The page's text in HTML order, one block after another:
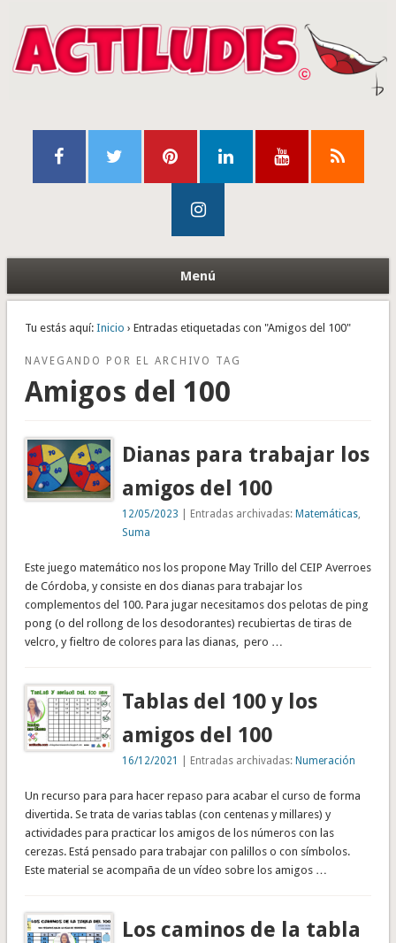
Menú
Tu estás aquí: Inicio › Entradas etiquetadas con "Amigos del 100"
NAVEGANDO POR EL ARCHIVO TAG
Amigos del 100
Dianas para trabajar los
amigos del 100
12/05/2023 | Entradas archivadas:Matemáticas
Suma
Este juego matemático nos los propone May Trillo del CEIP Averroes
de Córdoba, y consiste en dos dianas para trabajar los
complementos del 100. Para jugar necesitamos dos pelotas de ping
pong (o del rollong de los desodorantes) recubiertas de tiras de
velcro, y fieltro de colores para las dianas, pero …
Tablas del 100 y los
amigos del 100
16/12/2021 | Entradas archivadas:Numeración
Un recurso para para hacer repaso para acabar el curso de forma
divertida. Se trata de varias tablas (con centenas y millares) y
actividades para practicar los amigos de los números con las
cerezas. Está pensado para trabajar con palillos o con símbolos.
Este material se acompaña de un vídeo sobre los amigos …
Los caminos de la tabla